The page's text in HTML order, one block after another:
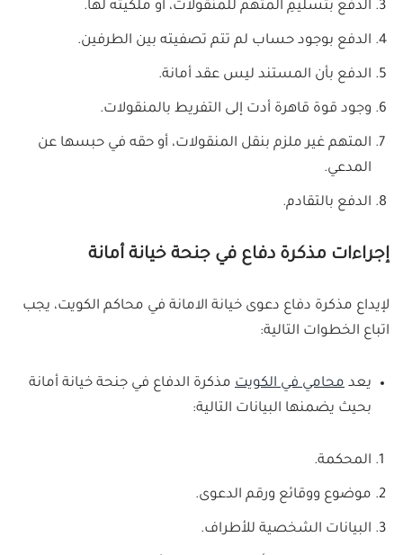
الدفع بتسليمِ المتهم للمنقولات، أو ملكيته لها.
الدفع بوجود حساب لم تتم تصفيته بين الطرفين.
الدفع بأن المستند ليس عقد أمانة.
وجود قوة قاهرة أدت إلى التفريط بالمنقولات.
المتهم غير ملزم بنقل المنقولات، أو حقه في حبسها عن
المدعي.
الدفع بالتقادم.
إجراءات مذكرة دفاع في جنحة خيانة أمانة
لإيداع مذكرة دفاع دعوى خيانة الامانة في محاكم الكويت، يجب
اتباع الخطوات التالية:
يعد محامي في الكويت مذكرة الدفاع في جنحة خيانة أمانة
بحيث يضمنها البيانات التالية:
المحكمة.
موضوع ووقائع ورقم الدعوى.
البيانات الشخصية للأطراف.